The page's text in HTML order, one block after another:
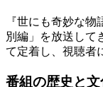
『世にも奇妙な
別編」を放送して
て定着し、視聴者
番組の歴史と